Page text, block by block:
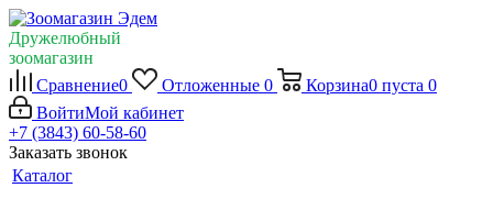
Дружелюбный
зоомагазин
Сравнение0 Отложенные 0 Корзина0 пуста 0
ВойтиМой кабинет
+7 (3843) 60-58-60
Заказать звонок
Каталог